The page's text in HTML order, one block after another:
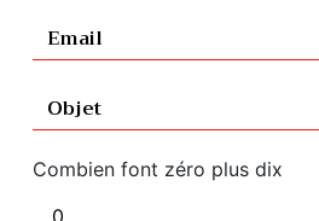
Combien font zéro plus dix